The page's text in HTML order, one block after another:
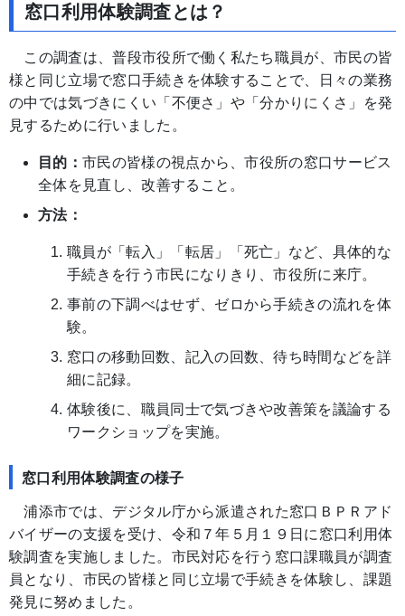
窓口利用体験調査とは？
この調査は、普段市役所で働く私たち職員が、市民の皆
様と同じ立場で窓口手続きを体験することで、日々の業務
の中では気づきにくい「不便さ」や「分かりにくさ」を発
見するために行いました。
目的： 市民の皆様の視点から、市役所の窓口サービス
全体を見直し、改善すること。
方法：
職員が「転入」「転居」「死亡」など、具体的な
手続きを行う市民になりきり、市役所に来庁。
事前の下調べはせず、ゼロから手続きの流れを体
験。
窓口の移動回数、記入の回数、待ち時間などを詳
細に記録。
体験後に、職員同士で気づきや改善策を議論する
ワークショップを実施。
窓口利用体験調査の様子
浦添市では、デジタル庁から派遣された窓口ＢＰＲアド
バイザーの支援を受け、令和７年５月１９日に窓口利用体
験調査を実施しました。市民対応を行う窓口課職員が調査
員となり、市民の皆様と同じ立場で手続きを体験し、課題
発見に努めました。